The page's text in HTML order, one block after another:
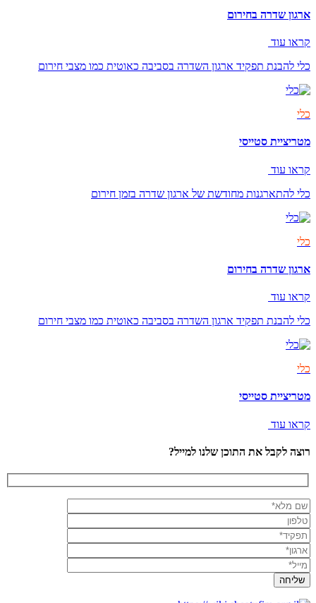
ארגון שדרה בחירום
קראו עוד
כלי להבנת תפקיד ארגון השדרה בסביבה כאוטית כמו מצבי חירום
כלי
מטריציית סטייסי
קראו עוד
כלי להתארגנות מחודשת של ארגון שדרה בזמן חירום
כלי
ארגון שדרה בחירום
קראו עוד
כלי להבנת תפקיד ארגון השדרה בסביבה כאוטית כמו מצבי חירום
כלי
מטריציית סטייסי
קראו עוד
רוצה לקבל את התוכן שלנו למייל?